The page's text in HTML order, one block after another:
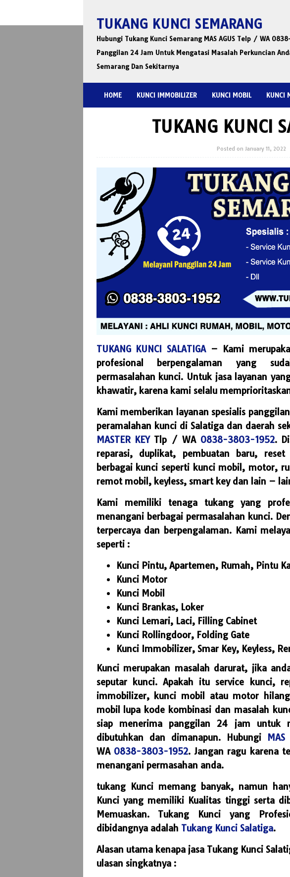
content
TUKANG KUNCI SEMARANG
Hubungi Tukang Kunci Semarang MAS AGUS Telp / WA
Panggilan 24 Jam Untuk Mengatasi Masalah Perkuncian
Semarang Dan Sekitarnya
HOME KUNCI IMMOBILIZER KUNCI MOBIL KUNCI
TUKANG KUNCI
Posted on January 11, 2022
TUKANG KUNCI SALATIGA– Kami
profesional berpengalaman yang
permasalahan kunci. Untuk jasa layanan
khawatir, karena kami selalu
Kami memberikan layanan spesialis
peramalahan kunci di Salatiga dan daerah
MASTER KEYTlp / WA 0838-3803-1952.
reparasi, duplikat, pembuatan baru,
berbagai kunci seperti kunci mobil, motor,
remot mobil, keyless, smart key dan lain –
Kami memiliki tenaga tukang yang
menangani berbagai permasalahan kunci.
terpercaya dan berpengalaman. Kami
seperti :
Kunci Pintu, Apartemen, Rumah, Pintu
Kunci Motor
Kunci Mobil
Kunci Brankas, Loker
Kunci Lemari, Laci, Filling Cabinet
Kunci Rollingdoor, Folding Gate
Kunci Immobilizer, Smar Key, Keyless,
Kunci merupakan masalah darurat, jika
seputar kunci. Apakah itu service kunci,
immobilizer, kunci mobil atau motor
mobil lupa kode kombinasi dan masalah
siap menerima panggilan 24 jam untuk
dibutuhkan dan dimanapun. Hubungi MAS
WA 0838-3803-1952. Jangan ragu karena
menangani permasahan anda.
tukang Kunci memang banyak, namun
Kunci yang memiliki Kualitas tinggi serta
Memuaskan. Tukang Kunci yang
dibidangnya adalah Tukang Kunci Salatiga.
Alasan utama kenapa jasa Tukang Kunci
ulasan singkatnya :